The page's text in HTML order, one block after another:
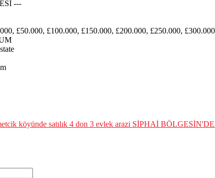
---
£50.000, £100.000, £150.000, £200.000, £250.000,
köyünde satılık 4 don 3 evlek arazi SİPHAİ